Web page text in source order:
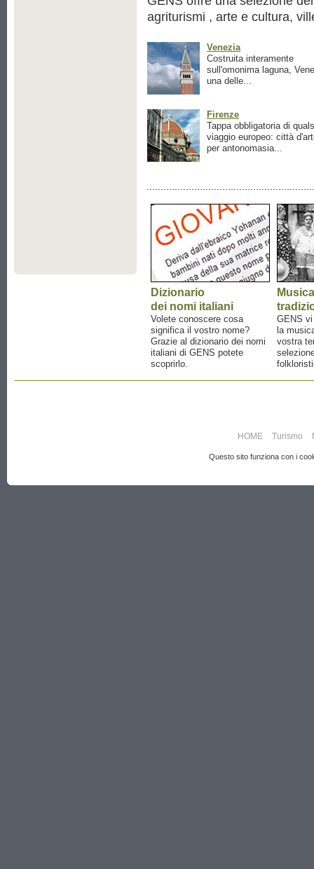
agriturismi , arte e cultura,
Venezia
Costruita interamente
sull'omonima laguna,
una delle...
Firenze
Tappa obbligatoria di
viaggio europeo: città
per antonomasia...
Dizionario
dei nomi italiani
Volete conoscere cosa
significa il vostro nome?
Grazie al dizionario dei nomi
italiani di GENS potete
scoprirlo.
Musica
GENS
la
vostra
HOME Turismo
Questo sito funziona con i